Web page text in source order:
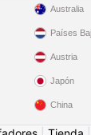
Australia
Países
Austria
Japón
China